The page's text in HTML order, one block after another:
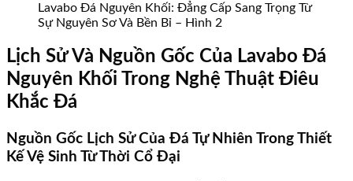
Lavabo Đá Nguyên Khối: Đẳng Cấp Sang Trọng Từ
Sự Nguyên Sơ Và Bền Bỉ – Hình 2
Lịch Sử Và Nguồn Gốc Của Lavabo Đá
Nguyên Khối Trong Nghệ Thuật Điêu
Khắc Đá
Nguồn Gốc Lịch Sử Của Đá Tự Nhiên Trong Thiết
Kế Vệ Sinh Từ Thời Cổ Đại